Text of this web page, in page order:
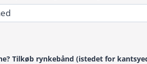
Tilkøb rynkebånd (istedet for